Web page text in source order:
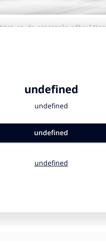
op de originele afbeelding